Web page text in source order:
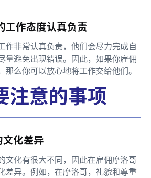
工作态度认真负责
作非常认真负责，他们会尽力完成自
量避免出现错误。因此，如果你雇佣
那么你可以放心地将工作交给他们。
注意的事项
文化差异
文化有很大不同，因此在雇佣摩洛哥
差异。例如，在摩洛哥，礼貌和尊重